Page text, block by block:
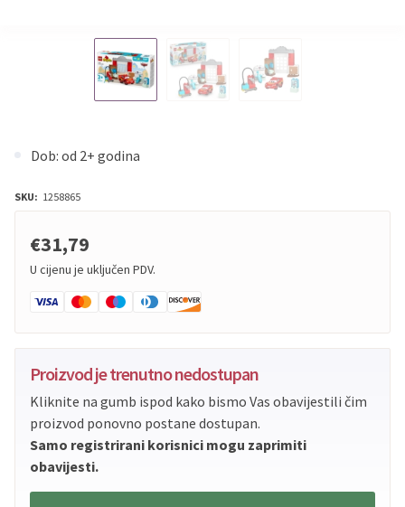
Dob: od 2+ godina
SKU: 1258865
€31,79
U cijenu je uključen PDV.
Proizvod je trenutno nedostupan
Kliknite na gumb ispod kako bismo Vas obavijestili čim
proizvod ponovno postane dostupan.
Samo registrirani korisnici mogu zaprimiti
obavijesti.